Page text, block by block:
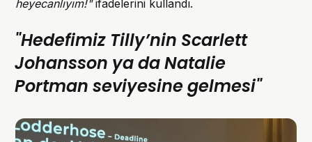
heyecanlıyım!"ifadelerini kullandı.
"Hedefimiz Tilly’nin Scarlett
Johansson ya da Natalie
Portman seviyesine gelmesi"